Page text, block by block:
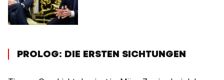
PROLOG: DIE ERSTEN SICHTUNGEN